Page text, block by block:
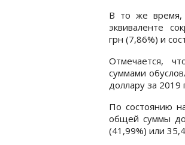
В то же время,
эквиваленте
грн (7,86%) и
Отмечается,
суммами
доллару за 2019
По состоянию
общей суммы
(41,99%) или